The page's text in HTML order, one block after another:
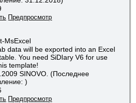
Предпросмотр
MsExcel
data will be exported into an Excel
You need SiDIary V6 for use
template!
SINOVO. (Последнее
)
Предпросмотр